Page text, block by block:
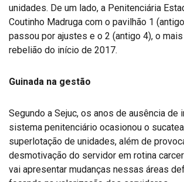
unidades. De um lado, a Penitenciária
Coutinho Madruga com o pavilhão 1
passou por ajustes e o 2 (antigo 4), o
rebelião do início de 2017.
Guinada na gestão
Segundo a Sejuc, os anos de ausência de
sistema penitenciário ocasionou o
superlotação de unidades, além de
desmotivação do servidor em rotina
vai apresentar mudanças nessas áreas